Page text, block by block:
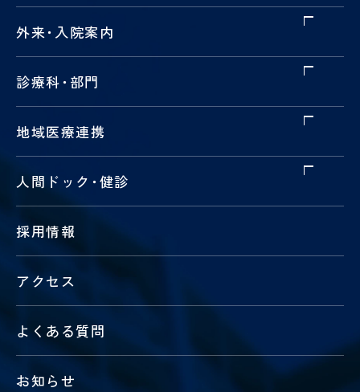
外来・ 入院案内
診療科・ 部門
地域医療連携
人間ドック・健診
採用情報
アクセス
よくある質問
お知らせ